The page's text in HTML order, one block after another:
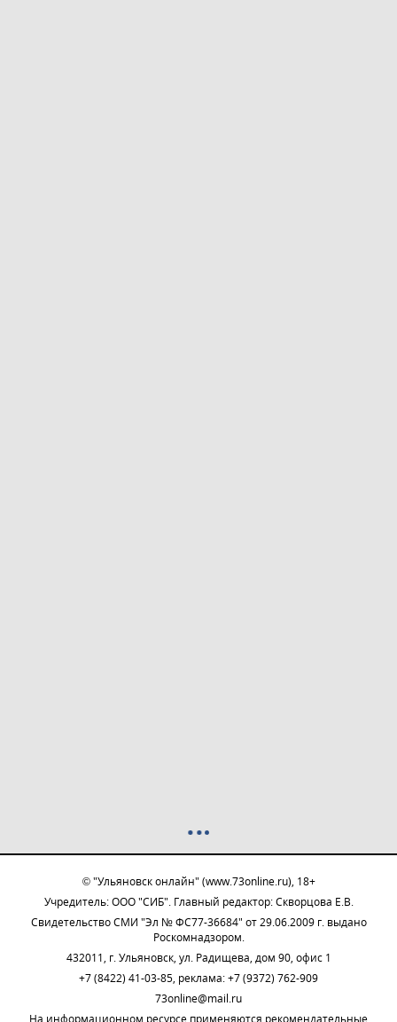
© "Ульяновск онлайн" (www.73online.ru), 18+
Учредитель: ООО "СИБ". Главный редактор: Скворцова Е.В.
Свидетельство СМИ "Эл № ФС77-36684" от 29.06.2009 г. выдано
Роскомнадзором.
432011, г. Ульяновск, ул. Радищева, дом 90, офис 1
+7 (8422) 41-03-85, реклама: +7 (9372) 762-909
73online@mail.ru